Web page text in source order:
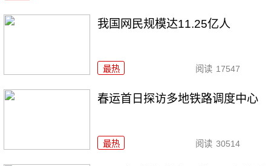
我国网民规模达11.25亿人
最热 阅读 17547
春运首日探访多地铁路调度中心
最热 阅读 30514